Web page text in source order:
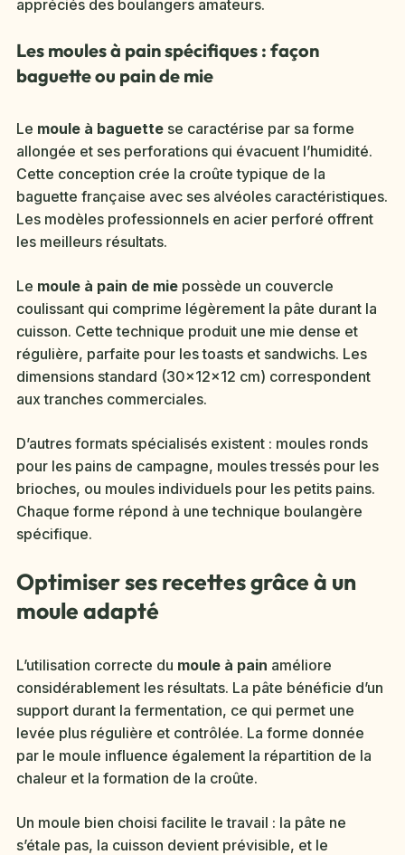
appréciés des boulangers amateurs.
Les moules à pain spécifiques : façon
baguette ou pain de mie
Le moule à baguette se caractérise par sa forme
allongée et ses perforations qui évacuent l’humidité.
Cette conception crée la croûte typique de la
baguette française avec ses alvéoles caractéristiques.
Les modèles professionnels en acier perforé offrent
les meilleurs résultats.
Le moule à pain de mie possède un couvercle
coulissant qui comprime légèrement la pâte durant la
cuisson. Cette technique produit une mie dense et
régulière, parfaite pour les toasts et sandwichs. Les
dimensions standard (30x12x12 cm) correspondent
aux tranches commerciales.
D’autres formats spécialisés existent : moules ronds
pour les pains de campagne, moules tressés pour les
brioches, ou moules individuels pour les petits pains.
Chaque forme répond à une technique boulangère
spécifique.
Optimiser ses recettes grâce à un
moule adapté
L’utilisation correcte du moule à pain améliore
considérablement les résultats. La pâte bénéficie d’un
support durant la fermentation, ce qui permet une
levée plus régulière et contrôlée. La forme donnée
par le moule influence également la répartition de la
chaleur et la formation de la croûte.
Un moule bien choisi facilite le travail : la pâte ne
s’étale pas, la cuisson devient prévisible, et le